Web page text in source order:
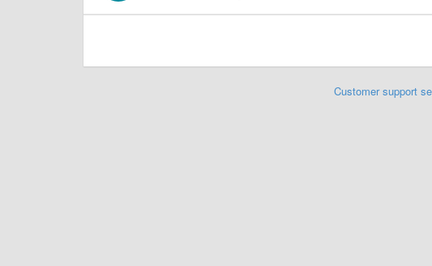
Customer support